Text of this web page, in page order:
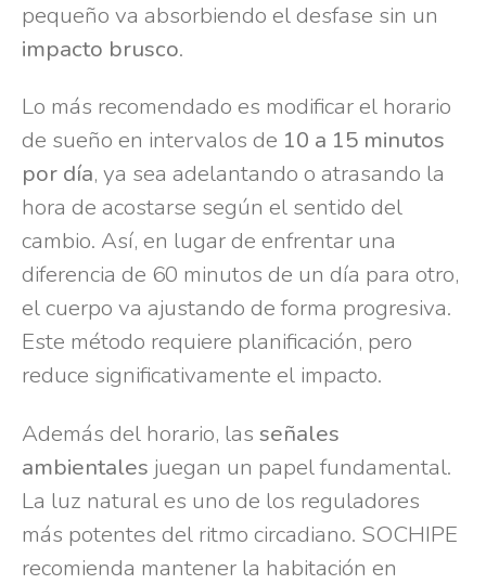
pequeño va absorbiendo el desfase sin un
impacto brusco.
Lo más recomendado es modificar el horario
de sueño en intervalos de 10 a 15 minutos
por día, ya sea adelantando o atrasando la
hora de acostarse según el sentido del
cambio. Así, en lugar de enfrentar una
diferencia de 60 minutos de un día para otro,
el cuerpo va ajustando de forma progresiva.
Este método requiere planificación, pero
reduce significativamente el impacto.
Además del horario, las señales
ambientales juegan un papel fundamental.
La luz natural es uno de los reguladores
más potentes del ritmo circadiano. SOCHIPE
recomienda mantener la habitación en